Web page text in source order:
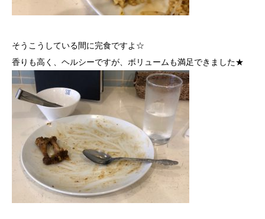
そうこうしている間に完食ですよ☆
香りも高く、ヘルシーですが、ボリュームも満足できました★